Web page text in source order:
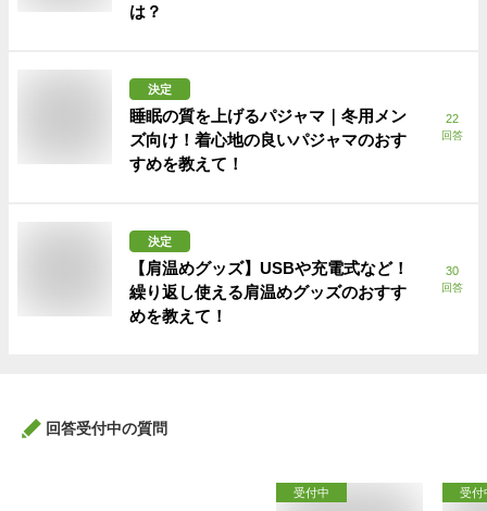
は？
決定
睡眠の質を上げるパジャマ｜冬用メン
ズ向け！着心地の良いパジャマのおす
すめを教えて！
22
回答
決定
【肩温めグッズ】USBや充電式など！
繰り返し使える肩温めグッズのおすす
めを教えて！
30
回答
回答受付中の質問
受付中 受付